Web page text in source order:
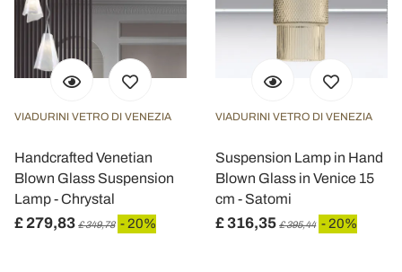
VIADURINI VETRO DI VENEZIA
Handcrafted Venetian
Blown Glass Suspension
Lamp - Chrystal
£ 279,83 £ 349,78 - 20%
VIADURINI VETRO DI VENEZIA
Suspension Lamp in Hand
Blown Glass in Venice 15
cm - Satomi
£ 316,35 £ 395,44 - 20%